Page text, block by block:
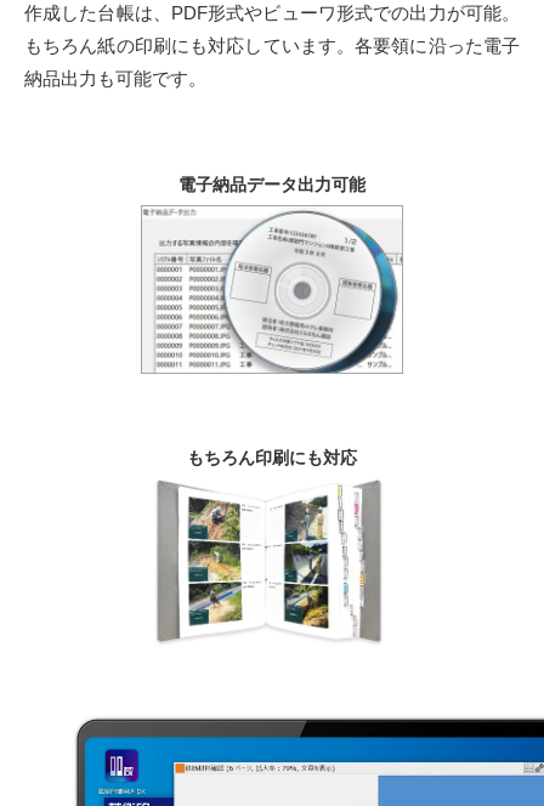
作成した台帳は、PDF形式やビューワ形式での出力が可能。
もちろん紙の印刷にも対応しています。各要領に沿った電子
納品出力も可能です。
電子納品データ出力可能
もちろん印刷にも対応